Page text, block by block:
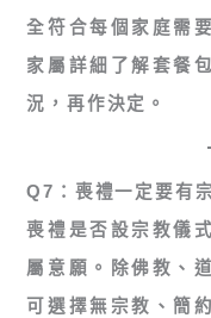
全符合每個家庭需
家屬詳細了解套餐
況，再作決定。
Q7：喪禮一定要有
喪禮是否設宗教儀
屬意願。除佛教、
可選擇無宗教、簡